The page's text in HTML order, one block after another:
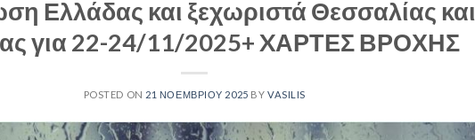
Ελλάδας και ξεχωριστά Θεσσαλίας και
για 22-24/11/2025+ XΑΡΤΕΣ ΒΡΟΧΗΣ
POSTED ON 21 ΝΟΕΜΒΡΊΟΥ 2025 BY VASILIS